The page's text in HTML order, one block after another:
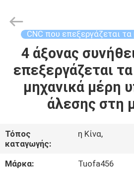
ΣΠΊΤΙ
ΠΡΟΪΌΝΤΑ
ΜΕ
ΕΜΆΣ
Tuofa
Technology
CNC που επεξεργάζεται
4 άξονας
επεξεργάζεται
μηχανικά μέρη
άλεσης στη
Τόπος
καταγωγής:
η Κίνα,
Μάρκα:
Tuofa456